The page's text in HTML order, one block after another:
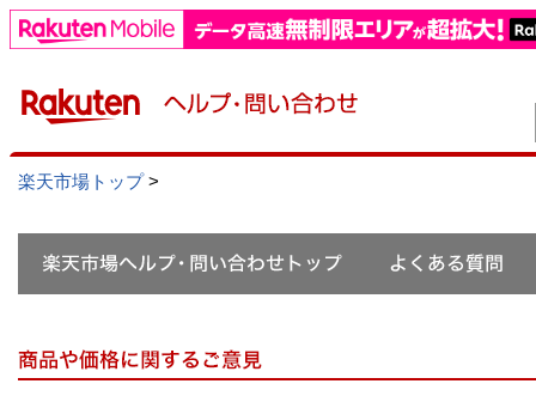
楽天市場トップ>